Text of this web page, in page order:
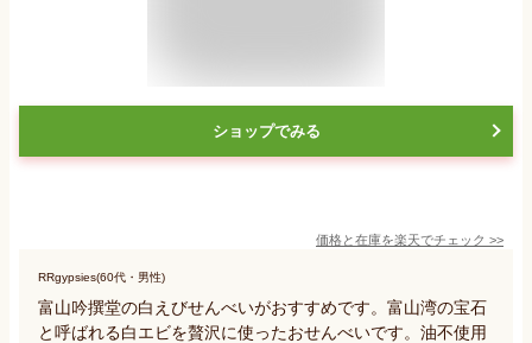
ショップでみる
価格と在庫を楽天でチェック >>
RRgypsies(60代・男性)
富山吟撰堂の白えびせんべいがおすすめです。富山湾の宝石
と呼ばれる白エビを贅沢に使ったおせんべいです。油不使用